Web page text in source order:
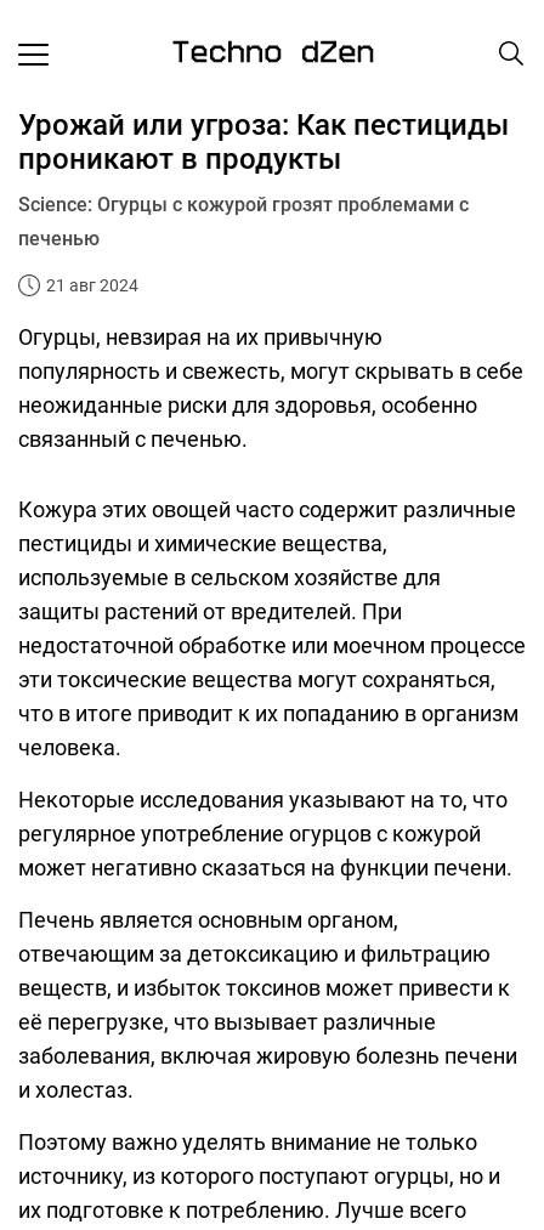
Урожай или угроза: Как пестициды
проникают в продукты
Science: Огурцы с кожурой грозят проблемами с
печенью
21 авг 2024
Огурцы, невзирая на их привычную
популярность и свежесть, могут скрывать в себе
неожиданные риски для здоровья, особенно
связанный с печенью.
Кожура этих овощей часто содержит различные
пестициды и химические вещества,
используемые в сельском хозяйстве для
защиты растений от вредителей. При
недостаточной обработке или моечном процессе
эти токсические вещества могут сохраняться,
что в итоге приводит к их попаданию в организм
человека.
Некоторые исследования указывают на то, что
регулярное употребление огурцов с кожурой
может негативно сказаться на функции печени.
Печень является основным органом,
отвечающим за детоксикацию и фильтрацию
веществ, и избыток токсинов может привести к
её перегрузке, что вызывает различные
заболевания, включая жировую болезнь печени
и холестаз.
Поэтому важно уделять внимание не только
источнику, из которого поступают огурцы, но и
их подготовке к потреблению. Лучше всего